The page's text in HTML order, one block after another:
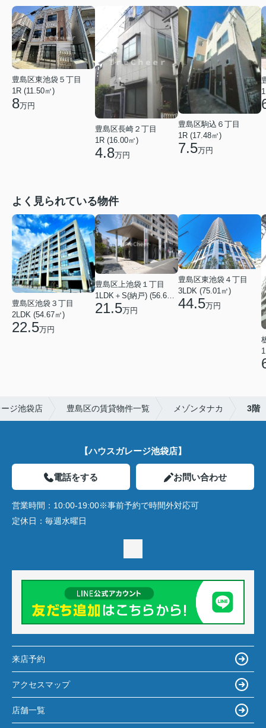
豊島区東池袋５丁目
1R (11.50㎡)
8万円
豊島区長崎２丁目
1R (16.00㎡)
4.8万円
豊島区駒込６丁目
1R (17.48㎡)
7.5万円
よく見られている物件
豊島区池袋３丁目
2LDK (54.67㎡)
22.5万円
豊島区上池袋１丁目
1LDK＋S(納戸) (56.61㎡)
21.5万円
豊島区東池袋４丁目
3LDK (75.01㎡)
44.5万円
ジ池袋店 豊島区の賃貸物件一覧 メゾンタナカ 3階
【ハウスガレージ池袋店】
電話をする お問い合わせ
営業時間： 10:00-19:00※事前予約で時間外対応可
定休日： 毎週水曜日
来店予約
アクセスマップ
店舗一覧